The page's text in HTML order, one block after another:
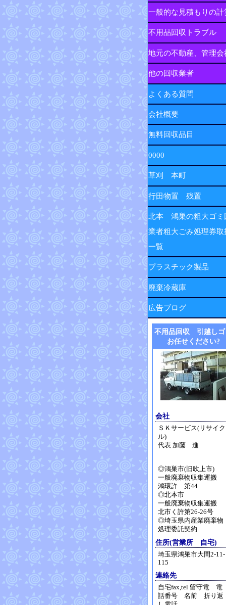
一般的な見積もりの計
不用品回収トラブル
地元の不動産、管理会
他の回収業者
よくある質問
会社概要
無料回収品目
0000
草刈 本町
行田物置 残置
北本 鴻巣の粗大ゴミ
業者粗大ごみ処理券取
一覧
プラスチック製品
廃棄冷蔵庫
広告ブログ
不用品回収 引越しゴ
お任せください?
会社
ＳＫサービス(リサイク
ル)
代表 加藤 進
◎鴻巣市(旧吹上市)
一般廃棄物収集運搬
鴻環許 第44
◎北本市
一般廃棄物収集運搬
北市く許第26-26号
◎埼玉県内産業廃棄物
処理委託契約
住所(営業所 自宅)
埼玉県鴻巣市大間2-11-
115
連絡先
自宅fax,tel 留守電 電
話番号 名前 折り返